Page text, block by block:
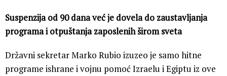
Suspenzija od 90 dana već je dovela do zaustavljanja
programa i otpuštanja zaposlenih širom sveta
Državni sekretar Marko Rubio izuzeo je samo hitne
programe ishrane i vojnu pomoć Izraelu i Egiptu iz ove